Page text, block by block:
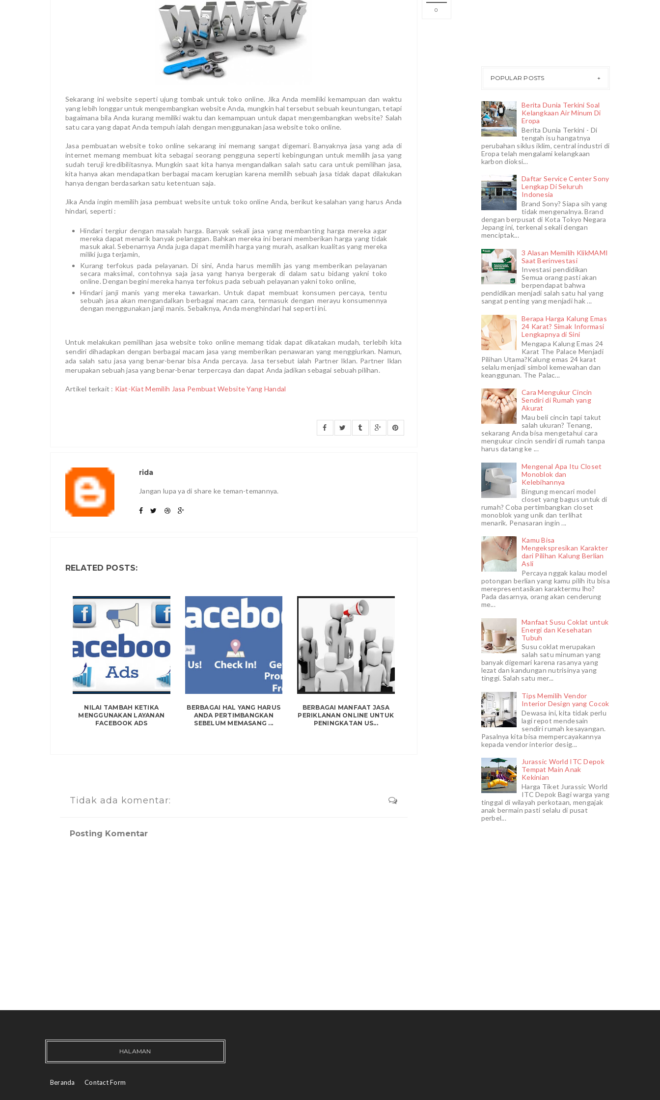
0
Sekarang ini website seperti ujung tombak untuk toko online. Jika Anda memiliki kemampuan dan waktu
yang lebih longgar untuk mengembangkan website Anda, mungkin hal tersebut sebuah keuntungan, tetapi
bagaimana bila Anda kurang memiliki waktu dan kemampuan untuk dapat mengembangkan website? Salah
satu cara yang dapat Anda tempuh ialah dengan menggunakan jasa website toko online.
Jasa pembuatan website toko online sekarang ini memang sangat digemari. Banyaknya jasa yang ada di
internet memang membuat kita sebagai seorang pengguna seperti kebingungan untuk memilih jasa yang
sudah teruji kredibilitasnya. Mungkin saat kita hanya mengandalkan salah satu cara untuk pemilihan jasa,
kita hanya akan mendapatkan berbagai macam kerugian karena memilih sebuah jasa tidak dapat dilakukan
hanya dengan berdasarkan satu ketentuan saja.
Jika Anda ingin memilih jasa pembuat website untuk toko online Anda, berikut kesalahan yang harus Anda
hindari, seperti :
Hindari tergiur dengan masalah harga. Banyak sekali jasa yang membanting harga mereka agar
mereka dapat menarik banyak pelanggan. Bahkan mereka ini berani memberikan harga yang tidak
masuk akal. Sebenarnya Anda juga dapat memilih harga yang murah, asalkan kualitas yang mereka
miliki juga terjamin,
Kurang terfokus pada pelayanan. Di sini, Anda harus memilih jas yang memberikan pelayanan
secara maksimal, contohnya saja jasa yang hanya bergerak di dalam satu bidang yakni toko
online. Dengan begini mereka hanya terfokus pada sebuah pelayanan yakni toko online,
Hindari janji manis yang mereka tawarkan. Untuk dapat membuat konsumen percaya, tentu
sebuah jasa akan mengandalkan berbagai macam cara, termasuk dengan merayu konsumennya
dengan menggunakan janji manis. Sebaiknya, Anda menghindari hal seperti ini.
Untuk melakukan pemilihan jasa website toko online memang tidak dapat dikatakan mudah, terlebih kita
sendiri dihadapkan dengan berbagai macam jasa yang memberikan penawaran yang menggiurkan. Namun,
ada salah satu jasa yang benar-benar bisa Anda percaya. Jasa tersebut ialah Partner Iklan. Partner Iklan
merupakan sebuah jasa yang benar-benar terpercaya dan dapat Anda jadikan sebagai sebuah pilihan.
Artikel terkait : Kiat-Kiat Memilih Jasa Pembuat Website Yang Handal
rida
Jangan lupa ya di share ke teman-temannya.
RELATED POSTS:
NILAI TAMBAH KETIKA
MENGGUNAKAN LAYANAN
FACEBOOK ADS
BERBAGAI HAL YANG HARUS
ANDA PERTIMBANGKAN
SEBELUM MEMASANG ...
BERBAGAI MANFAAT JASA
PERIKLANAN ONLINE UNTUK
PENINGKATAN US...
Tidak ada komentar:
Posting Komentar
POPULAR POSTS
Berita Dunia Terkini Soal
Kelangkaan Air Minum Di
Eropa
Berita Dunia Terkini - Di
tengah isu hangatnya
perubahan siklus iklim, central industri di
Eropa telah mengalami kelangkaan
karbon dioksi...
Daftar Service Center Sony
Lengkap Di Seluruh
Indonesia
Brand Sony? Siapa sih yang
tidak mengenalnya. Brand
dengan berpusat di Kota Tokyo Negara
Jepang ini, terkenal sekali dengan
menciptak...
3 Alasan Memilih KlikMAMI
Saat Berinvestasi
Investasi pendidikan
Semua orang pasti akan
berpendapat bahwa
pendidikan menjadi salah satu hal yang
sangat penting yang menjadi hak ...
Berapa Harga Kalung Emas
24 Karat? Simak Informasi
Lengkapnya di Sini
Mengapa Kalung Emas 24
Karat The Palace Menjadi
Pilihan Utama?Kalung emas 24 karat
selalu menjadi simbol kemewahan dan
keanggunan. The Palac...
Cara Mengukur Cincin
Sendiri di Rumah yang
Akurat
Mau beli cincin tapi takut
salah ukuran? Tenang,
sekarang Anda bisa mengetahui cara
mengukur cincin sendiri di rumah tanpa
harus datang ke ...
Mengenal Apa Itu Closet
Monoblok dan
Kelebihannya
Bingung mencari model
closet yang bagus untuk di
rumah? Coba pertimbangkan closet
monoblok yang unik dan terlihat
menarik. Penasaran ingin ...
Kamu Bisa
Mengekspresikan Karakter
dari Pilihan Kalung Berlian
Asli
Percaya nggak kalau model
potongan berlian yang kamu pilih itu bisa
merepresentasikan karaktermu lho?
Pada dasarnya, orang akan cenderung
me...
Manfaat Susu Coklat untuk
Energi dan Kesehatan
Tubuh
Susu coklat merupakan
salah satu minuman yang
banyak digemari karena rasanya yang
lezat dan kandungan nutrisinya yang
tinggi. Salah satu mer...
Tips Memilih Vendor
Interior Design yang Cocok
Dewasa ini, kita tidak perlu
lagi repot mendesain
sendiri rumah kesayangan.
Pasalnya kita bisa mempercayakannya
kepada vendor interior desig...
Jurassic World ITC Depok
Tempat Main Anak
Kekinian
Harga Tiket Jurassic World
ITC Depok Bagi warga yang
tinggal di wilayah perkotaan, mengajak
anak bermain pasti selalu di pusat
perbel...
HALAMAN
Beranda Contact Form